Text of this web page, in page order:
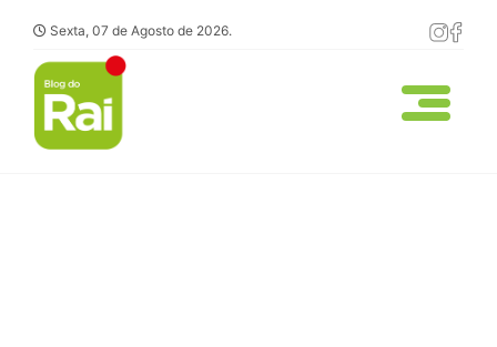
Sexta, 07 de Agosto de 2026.